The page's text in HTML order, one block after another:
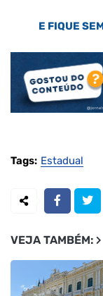
E FIQUE
Tags: Estadual
VEJA TAMBÉM: